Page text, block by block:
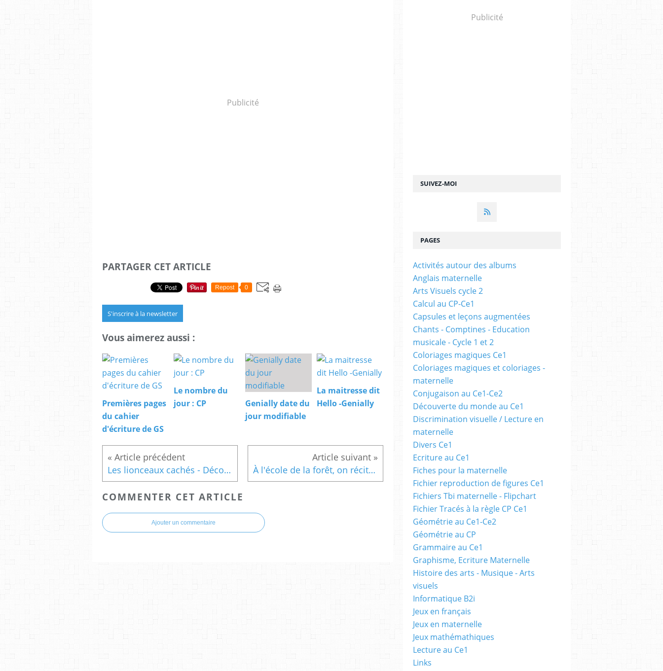
Publicité
PARTAGER CET ARTICLE
Repost 0
S'inscrire à la newsletter
Vous aimerez aussi :
Premières pages
du cahier
d'écriture de GS
Le nombre du
jour : CP
Genially date du
jour modifiable
La maitresse dit
Hello -Genially
Les lionceaux cachés - Décomposition du nombre 8 À l'école de la forêt, on récite l'alphabet -
COMMENTER CET ARTICLE
Ajouter un commentaire
SUIVEZ-MOI
Publicité
PAGES
Activités autour des albums
Anglais maternelle
Arts Visuels cycle 2
Calcul au CP-Ce1
Capsules et leçons augmentées
Chants - Comptines - Education
musicale - Cycle 1 et 2
Coloriages magiques Ce1
Coloriages magiques et coloriages -
maternelle
Conjugaison au Ce1-Ce2
Découverte du monde au Ce1
Discrimination visuelle / Lecture en
maternelle
Divers Ce1
Ecriture au Ce1
Fiches pour la maternelle
Fichier reproduction de figures Ce1
Fichiers Tbi maternelle - Flipchart
Fichier Tracés à la règle CP Ce1
Géométrie au Ce1-Ce2
Géométrie au CP
Grammaire au Ce1
Graphisme, Ecriture Maternelle
Histoire des arts - Musique - Arts
visuels
Informatique B2i
Jeux en français
Jeux en maternelle
Jeux mathémathiques
Lecture au Ce1
Links